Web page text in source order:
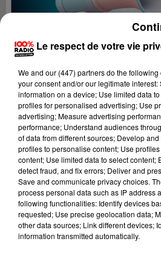
Lecture (4 min 25 sec)
100%
100% Radio les infos des
Le respect de votre vie
We and our (447) partnersdo the following
your consent and/or our legitimate interest:
information on a device; Use limited data
profiles for personalised advertising; Use
advertising; Measure advertising
performance; Understand audiences
of data from different sources; Develop
profiles to personalise content; Use
content; Use limited data to select content;
detect fraud, and fix errors; Deliver and
Save and communicate privacy choices.
process personal data such as IP address
following functionalities: Identify devices
requested; Use precise geolocation data;
other data sources; Link different devices;
information transmitted automatically.